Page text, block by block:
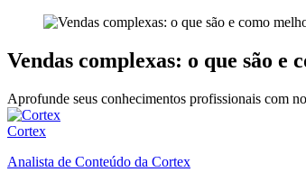
Vendas complexas: o que são
Aprofunde seus conhecimentos profissionais com
Cortex
Analista de Conteúdo da Cortex